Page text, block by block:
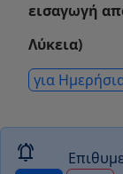
εισαγωγή
Λύκεια)
για
notifications_active